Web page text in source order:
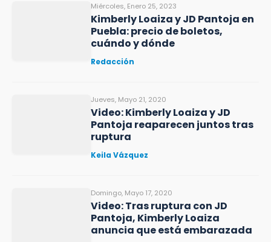
Miércoles, Enero 25, 2023
Kimberly Loaiza y JD Pantoja en
Puebla: precio de boletos,
cuándo y dónde
Redacción
Jueves, Mayo 21, 2020
Video: Kimberly Loaiza y JD
Pantoja reaparecen juntos tras
ruptura
Keila Vázquez
Domingo, Mayo 17, 2020
Video: Tras ruptura con JD
Pantoja, Kimberly Loaiza
anuncia que está embarazada